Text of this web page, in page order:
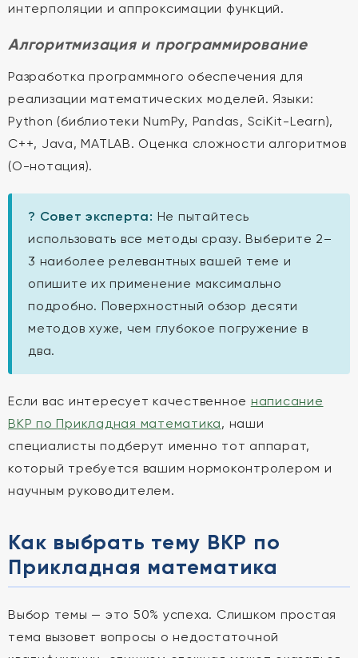
интерполяции и аппроксимации функций.
Алгоритмизация и программирование
Разработка программного обеспечения для
реализации математических моделей. Языки:
Python (библиотеки NumPy, Pandas, SciKit-Learn),
C++, Java, MATLAB. Оценка сложности алгоритмов
(O-нотация).
? Совет эксперта: Не пытайтесь
использовать все методы сразу. Выберите 2–
3 наиболее релевантных вашей теме и
опишите их применение максимально
подробно. Поверхностный обзор десяти
методов хуже, чем глубокое погружение в
два.
Если вас интересует качественное написание
ВКР по Прикладная математика, наши
специалисты подберут именно тот аппарат,
который требуется вашим нормоконтролером и
научным руководителем.
Как выбрать тему ВКР по
Прикладная математика
Выбор темы — это 50% успеха. Слишком простая
тема вызовет вопросы о недостаточной